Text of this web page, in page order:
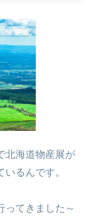
北海道物産展が
るんです。
ってきました～